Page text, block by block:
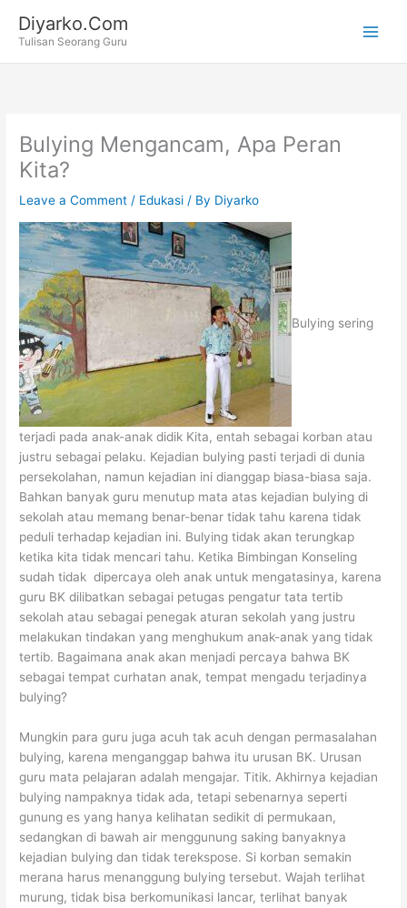
content
Diyarko.Com
Tulisan Seorang Guru
Bulying Mengancam, Apa Peran
Kita?
Leave a Comment / Edukasi / By Diyarko
Bulying sering
terjadi pada anak-anak didik Kita, entah sebagai korban atau
justru sebagai pelaku. Kejadian bulying pasti terjadi di dunia
persekolahan, namun kejadian ini dianggap biasa-biasa saja.
Bahkan banyak guru menutup mata atas kejadian bulying di
sekolah atau memang benar-benar tidak tahu karena tidak
peduli terhadap kejadian ini. Bulying tidak akan terungkap
ketika kita tidak mencari tahu. Ketika Bimbingan Konseling
sudah tidak dipercaya oleh anak untuk mengatasinya, karena
guru BK dilibatkan sebagai petugas pengatur tata tertib
sekolah atau sebagai penegak aturan sekolah yang justru
melakukan tindakan yang menghukum anak-anak yang tidak
tertib. Bagaimana anak akan menjadi percaya bahwa BK
sebagai tempat curhatan anak, tempat mengadu terjadinya
bulying?
Mungkin para guru juga acuh tak acuh dengan permasalahan
bulying, karena menganggap bahwa itu urusan BK. Urusan
guru mata pelajaran adalah mengajar. Titik. Akhirnya kejadian
bulying nampaknya tidak ada, tetapi sebenarnya seperti
gunung es yang hanya kelihatan sedikit di permukaan,
sedangkan di bawah air menggunung saking banyaknya
kejadian bulying dan tidak terekspose. Si korban semakin
merana harus menanggung bulying tersebut. Wajah terlihat
murung, tidak bisa berkomunikasi lancar, terlihat banyak